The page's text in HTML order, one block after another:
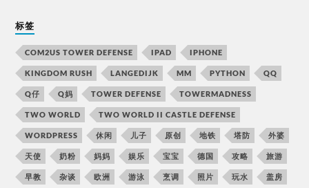
标签
COM2US TOWER DEFENSE IPAD IPHONE
KINGDOM RUSH LANGEDIJK MM PYTHON QQ
Q仔 Q妈 TOWER DEFENSE TOWERMADNESS
TWO WORLD TWO WORLD II CASTLE DEFENSE
WORDPRESS 休闲 儿子 原创 地铁 塔防 外婆
天使 奶粉 妈妈 娱乐 宝宝 德国 攻略 旅游
早教 杂谈 欧洲 游泳 烹调 照片 玩水 盖房